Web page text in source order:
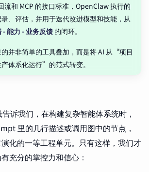
流和 MCP 的接口标准，OpenClaw 执行的
、评估，并用于迭代改进模型和技能，从
- 能力 - 业务反馈 的闭环。
并非简单的工具叠加，而是将 AI 从“项目
体系化运行”的范式转变。
诉我们，在构建复杂智能体系统时，
里的几行描述或调用图中的节点，
化的一等工程单元。只有这样，我们才
充分的掌控力和信心：